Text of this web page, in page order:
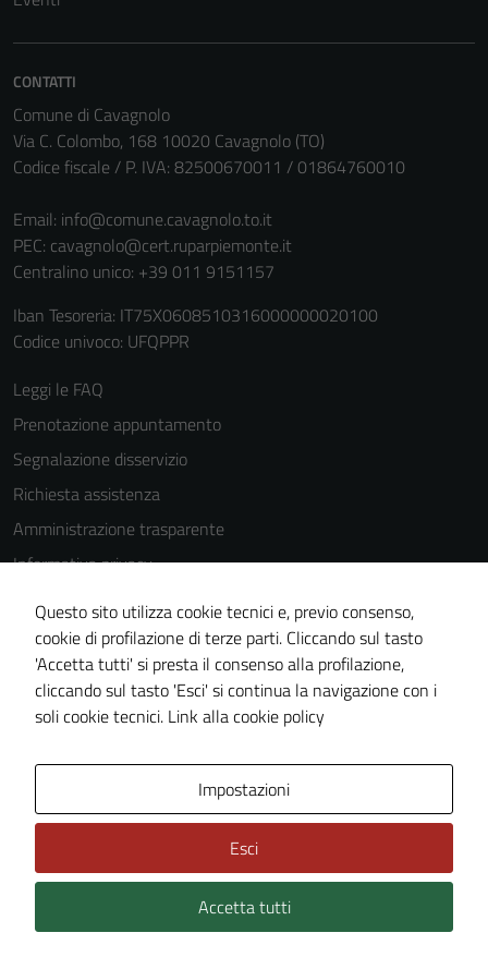
CONTATTI
Comune di Cavagnolo
Via C. Colombo, 168 10020 Cavagnolo (TO)
Codice fiscale / P. IVA: 82500670011 / 01864760010
Email: info@comune.cavagnolo.to.it
PEC: cavagnolo@cert.ruparpiemonte.it
Centralino unico: +39 011 9151157
Iban Tesoreria: IT75X0608510316000000020100
Codice univoco: UFQPPR
Leggi le FAQ
Prenotazione appuntamento
Segnalazione disservizio
Richiesta assistenza
Amministrazione trasparente
Informativa privacy
Cookie Policy
Note legali
Dichiarazione di accessibilità
Piano di miglioramento del sito
Technical Design s.r.l.
Questo sito utilizza cookie tecnici e, previo consenso,
cookie di profilazione di terze parti. Cliccando sul tasto
'Accetta tutti' si presta il consenso alla profilazione,
cliccando sul tasto 'Esci' si continua la navigazione con i
soli cookie tecnici. Link alla cookie policy
Impostazioni
Esci
Accetta tutti
Tecnici
per il
personali.